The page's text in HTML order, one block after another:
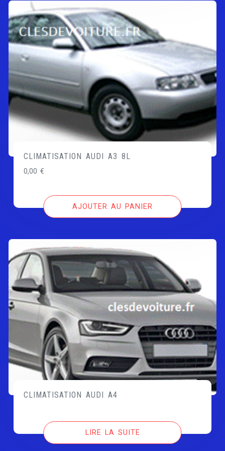
CLIMATISATION AUDI A3 8L
0,00€
AJOUTER AU PANIER
CLIMATISATION AUDI A4
LIRE LA SUITE